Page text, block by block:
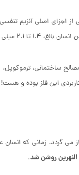
‌گرم مس وجود دارد.
ساختمانی،
این فلز بوده و هست!